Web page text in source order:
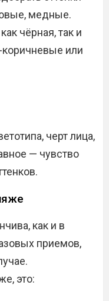
медные.
чёрная, так и
или
черт лица,
— чувство
как и в
приемов,
это: